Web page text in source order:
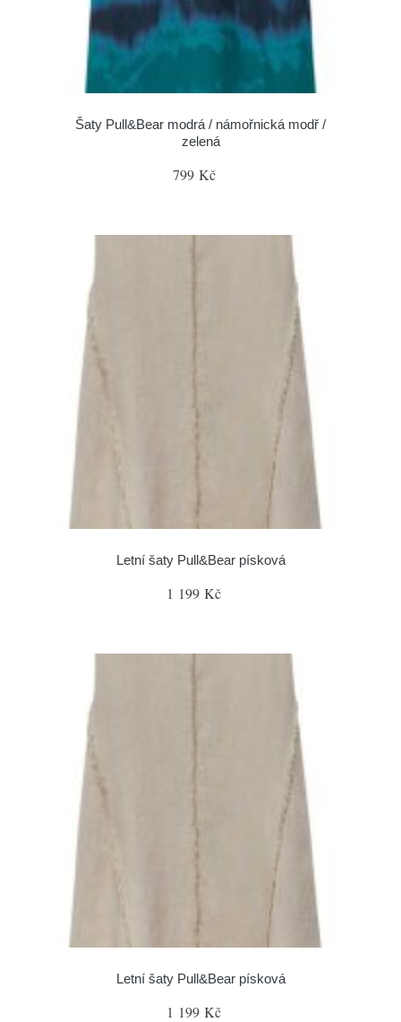
Šaty Pull&Bear modrá / námořnická modř /
zelená
799 Kč
Letní šaty Pull&Bear písková
1 199 Kč
Letní šaty Pull&Bear písková
1 199 Kč